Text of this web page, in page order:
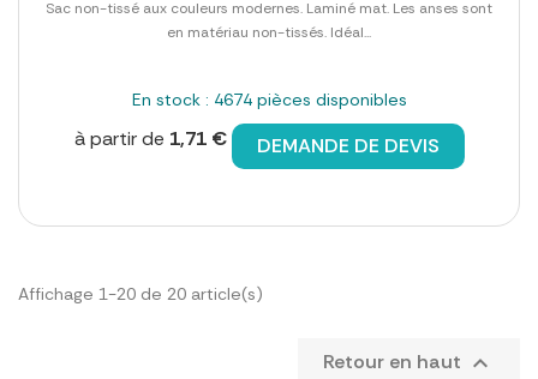
Sac non-tissé aux couleurs modernes. Laminé mat. Les anses sont
en matériau non-tissés. Idéal...
En stock : 4674 pièces disponibles
à partir de 1,71 € DEMANDE DE DEVIS
Affichage 1-20 de 20 article(s)
Retour en haut 